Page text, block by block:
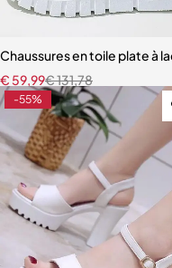
Chaussures en toile plate à
€131,78
€ 59,99
-55%